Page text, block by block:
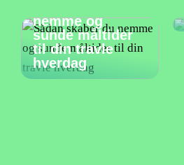
nemme og
sunde måltider
til din travle
hverdag